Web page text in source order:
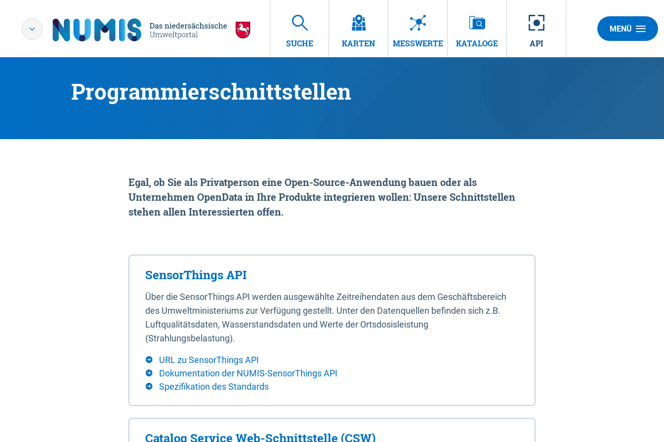
SUCHE KARTEN MESSWERTE KATALOGE API
MENÜ
Programmierschnittstellen
Egal, ob Sie als Privatperson eine Open-Source-Anwendung bauen oder als
Unternehmen OpenData in Ihre Produkte integrieren wollen: Unsere Schnittstellen
stehen allen Interessierten offen.
SensorThings API
Über die SensorThings API werden ausgewählte Zeitreihendaten aus dem Geschäftsbereich
des Umweltministeriums zur Verfügung gestellt. Unter den Datenquellen befinden sich z.B.
Luftqualitätsdaten, Wasserstandsdaten und Werte der Ortsdosisleistung
(Strahlungsbelastung).
URL zu SensorThings API
Dokumentation der NUMIS-SensorThings API
Spezifikation des Standards
Catalog Service Web-Schnittstelle (CSW)